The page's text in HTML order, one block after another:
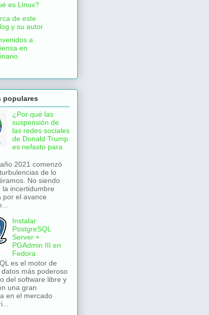
es Linux?
de este
y su autor
a
en
populares
¿Por qué las
suspensión de
las redes sociales
de Donald Trump
es nefasto para
2021 comenzó
de lo
No siendo
la incertidumbre
por el avance
Instalar
PostgreSQL
Server +
PGAdmin III en
Fedora
es el motor de
datos más poderoso
del software libre y
una gran
en el mercado